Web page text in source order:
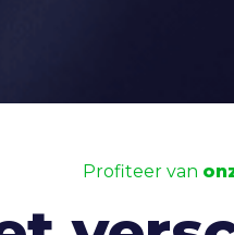
Profiteer van